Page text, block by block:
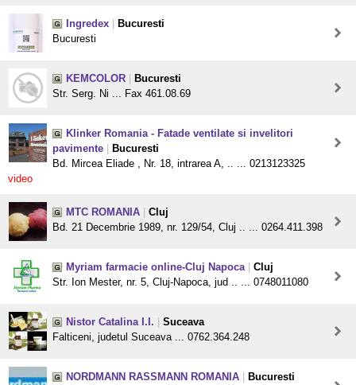
Ingredex
Bucuresti
Bucuresti
KEMCOLOR
Bucuresti
Str. Serg. Ni ... Fax 461.08.69
Klinker Romania - Fatade ventilate si invelitori
pavimente
Bucuresti
Bd. Mircea Eliade , Nr. 18, intrarea A, .. ... 0213123325
video
MTC ROMANIA
Cluj
Bd. 21 Decembrie 1989, nr. 129/54, Cluj .. ... 0264.411.398
Myriam farmacie online-Cluj Napoca
Cluj
Str. Ion Mester, nr. 5, Cluj-Napoca, jud .. ... 0748011080
Nistor Catalina I.I.
Suceava
Falticeni, judetul Suceava ... 0762.364.248
NORDMANN RASSMANN ROMANIA
Bucuresti